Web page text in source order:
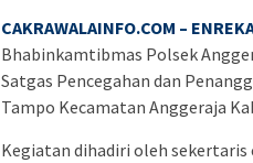
CAKRAWALAINFO.COM –
Bhabinkamtibmas Polsek
Satgas Pencegahan dan
Tampo Kecamatan Anggeraja
Kegiatan dihadiri oleh sekertaris